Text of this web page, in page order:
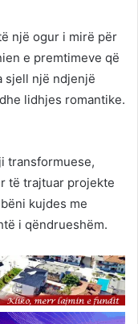
një ogur i mirë për
e premtimeve që
sjell një ndjenjë
lidhjes romantike.
transformuese,
të trajtuar projekte
kujdes me
i qëndrueshëm.